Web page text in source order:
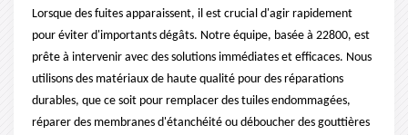
Lorsque des fuites apparaissent, il est crucial d'agir rapidement
pour éviter d'importants dégâts. Notre équipe, basée à 22800, est
prête à intervenir avec des solutions immédiates et efficaces. Nous
utilisons des matériaux de haute qualité pour des réparations
durables, que ce soit pour remplacer des tuiles endommagées,
réparer des membranes d'étanchéité ou déboucher des gouttières